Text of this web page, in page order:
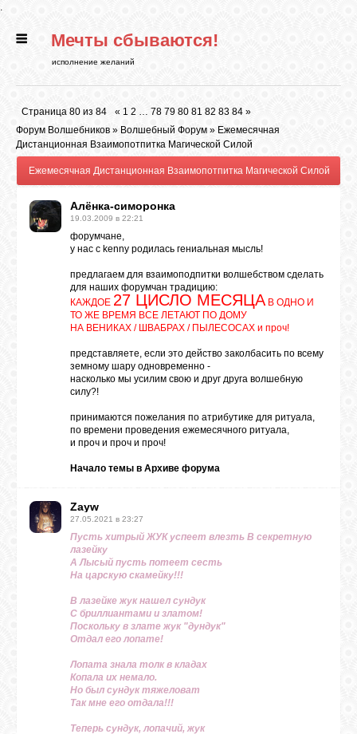
.
ГЛАВНАЯ
РИТУАЛЫ
ФОРУМ
Мечты сбываются!
исполнение желаний
Страница 80 из 84 « 1 2 … 78 79 80 81 82 83 84 »
Форум Волшебников » Волшебный Форум » Ежемесячная
Дистанционная Взаимопотпитка Магической Силой
Ежемесячная Дистанционная Взаимопотпитка Магической Силой
Алёнка-симоронка
19.03.2009 в 22:21
форумчане,
у нас с kenny родилась гениальная мысль!
предлагаем для взаимоподпитки волшебством сделать
для наших форумчан традицию:
КАЖДОЕ 27 ЦИСЛО МЕСЯЦАВ ОДНО И
ТО ЖЕ ВРЕМЯ ВСЕ ЛЕТАЮТ ПО ДОМУ
НА ВЕНИКАХ / ШВАБРАХ / ПЫЛЕСОСАХ и проч!
представляете, если это действо заколбасить по всему
земному шару одновременно -
насколько мы усилим свою и друг друга волшебную
силу?!
принимаются пожелания по атрибутике для ритуала,
по времени проведения ежемесячного ритуала,
и проч и проч и проч!
Начало темы в Архиве форума
Zayw
27.05.2021 в 23:27
Пусть хитрый ЖУК успеет влезть В секретную
лазейку
А Лысый пусть потеет сесть
На царскую скамейку!!!
В лазейке жук нашел сундук
С бриллиантами и златом!
Поскольку в злате жук "дундук"
Отдал его лопате!
Лопата знала толк в кладах
Копала их немало.
Но был сундук тяжеловат
Так мне его отдала!!!
Теперь сундук, лопачий, жук